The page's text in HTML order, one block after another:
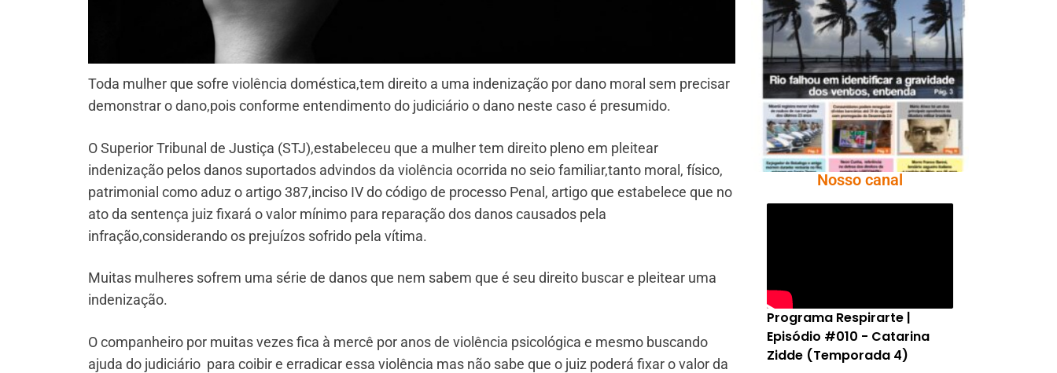
Toda mulher que sofre violência doméstica,tem direito a uma indenização por dano moral sem precisar
demonstrar o dano,pois conforme entendimento do judiciário o dano neste caso é presumido.
O Superior Tribunal de Justiça (STJ),estabeleceu que a mulher tem direito pleno em pleitear
indenização pelos danos suportados advindos da violência ocorrida no seio familiar,tanto moral, físico,
patrimonial como aduz o artigo 387,inciso IV do código de processo Penal, artigo que estabelece que no
ato da sentença juiz fixará o valor mínimo para reparação dos danos causados pela
infração,considerando os prejuízos sofrido pela vítima.
Muitas mulheres sofrem uma série de danos que nem sabem que é seu direito buscar e pleitear uma
indenização.
O companheiro por muitas vezes fica à mercê por anos de violência psicológica e mesmo buscando
ajuda do judiciário para coibir e erradicar essa violência mas não sabe que o juiz poderá fixar o valor da
Ano X – Número 366
01 A 07 De Agosto De
2026
Nosso canal
Programa Respirarte |
Episódio #010 - Catarina
Zidde (Temporada 4)